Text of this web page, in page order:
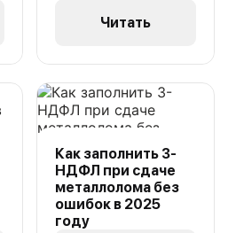
Читать
Как заполнить 3-
НДФЛ при сдаче
металлолома без
ошибок в 2025
году